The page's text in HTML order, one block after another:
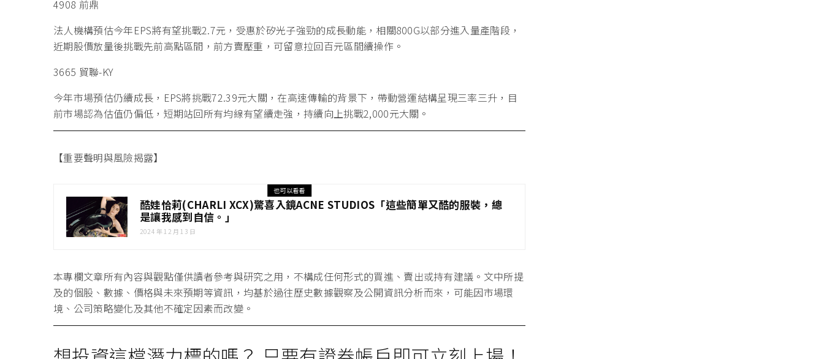
4908 前鼎
法人機構預估今年EPS將有望挑戰2.7元，受惠於矽光子強勁的成長動能，相關800G以部分進入量產階段，
近期股價放量後挑戰先前高點區間，前方賣壓重，可留意拉回百元區間續操作。
3665 貿聯-KY
今年市場預估仍續成長，EPS將挑戰72.39元大關，在高速傳輸的背景下，帶動營運結構呈現三率三升，目
前市場認為估值仍偏低，短期站回所有均線有望續走強，持續向上挑戰2,000元大關。
【重要聲明與風險揭露】
也可以看看
酷娃恰莉(CHARLI XCX)驚喜入鏡ACNE STUDIOS「這些簡單又酷的服裝，總
是讓我感到自信。」
2024 年 12 月 13 日
本專欄文章所有內容與觀點僅供讀者參考與研究之用，不構成任何形式的買進、賣出或持有建議。文中所提
及的個股、數據、價格與未來預期等資訊，均基於過往歷史數據觀察及公開資訊分析而來，可能因市場環
境、公司策略變化及其他不確定因素而改變。